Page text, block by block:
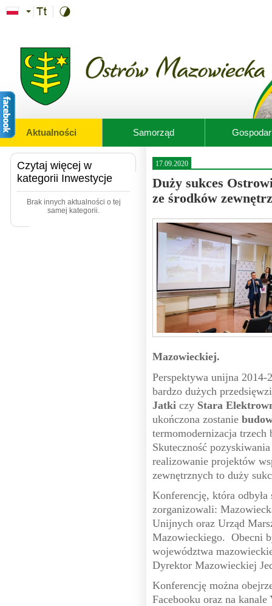
Przejdź do treści
Aktualności Samorząd
Czytaj więcej w
kategorii Inwestycje
Brak innych aktualności o tej
samej kategorii.
17.09.2020
Duży sukces
ze środków
Mazowieckiej.
Perspektywa unijna 2014-
bardzo dużych
Jatki czy Stara
ukończona zostanie
termomodernizacja
Skuteczność
realizowanie projektów
zewnętrznych to duży
Konferencję, która odbyła
zorganizowali:
Unijnych oraz Urząd
Mazowieckiego. Obecni
województwa
Dyrektor Mazowieckiej
Konferencję można
Facebooku oraz na